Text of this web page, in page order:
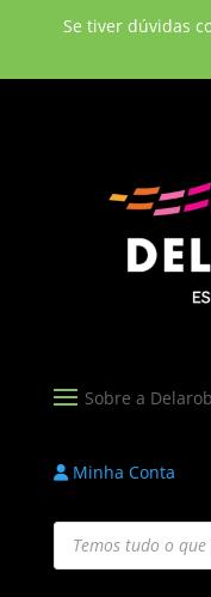
Se tiver dúvidas
Minha Conta
Products
search